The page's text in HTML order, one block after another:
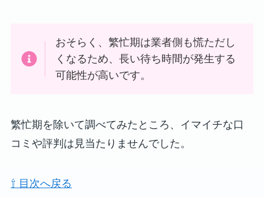
おそらく、繁忙期は業者側も慌ただし
くなるため、長い待ち時間が発生する
可能性が高いです。
繁忙期を除いて調べてみたところ、イマイチな口
コミや評判は見当たりませんでした。
⇧ 目次へ戻る